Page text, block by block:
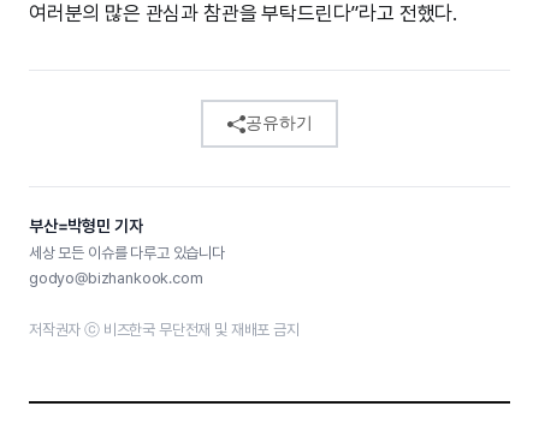
여러분의 많은 관심과 참관을 부탁드린다”라고 전했다.
공유하기
부산=박형민 기자
세상 모든 이슈를 다루고 있습니다
godyo@bizhankook.com
저작권자 ⓒ 비즈한국 무단전재 및 재배포 금지